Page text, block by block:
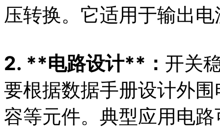
压转换。它适用于输出
2. **电路设计**： 开关
要根据数据手册设计外
容等元件。典型应用电